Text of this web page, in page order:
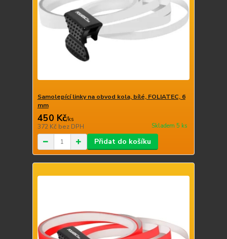
Samolepící linky na obvod kola, bílé, FOLIATEC, 6
mm
450 Kč/ks
372 Kč bez DPH Skladem 5 ks
Přidat do košíku